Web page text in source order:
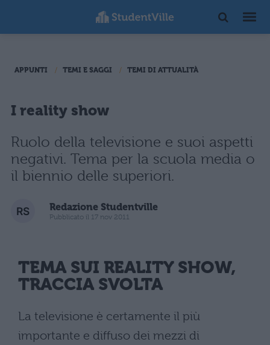
APPUNTI TEMI E SAGGI TEMI DI ATTUALITÀ
I reality show
Ruolo della televisione e suoi aspetti
negativi. Tema per la scuola media o
il biennio delle superiori.
Redazione Studentville
Pubblicato il 17 nov 2011
TEMA SUI REALITY SHOW,
TRACCIA SVOLTA
La televisione è certamente il più
importante e diffuso dei mezzi di